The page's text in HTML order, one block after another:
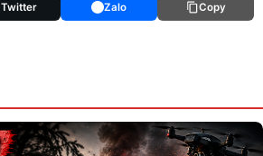
Twitter Zalo Copy